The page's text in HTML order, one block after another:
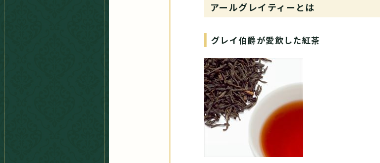
アールグレイティーとは
グレイ伯爵が愛飲した紅茶